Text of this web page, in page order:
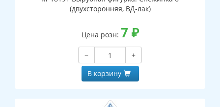
(двухсторонняя, ВД-лак)
Цена розн: 7 ₽
−
+
В корзину